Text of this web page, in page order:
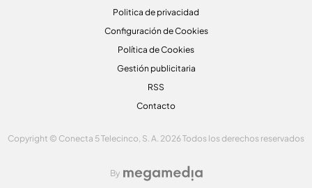
Politica de privacidad
Configuración de Cookies
Política de Cookies
Gestión publicitaria
RSS
Contacto
Copyright © Conecta 5 Telecinco, S. A. 2026 Todos los derechos reservados
By